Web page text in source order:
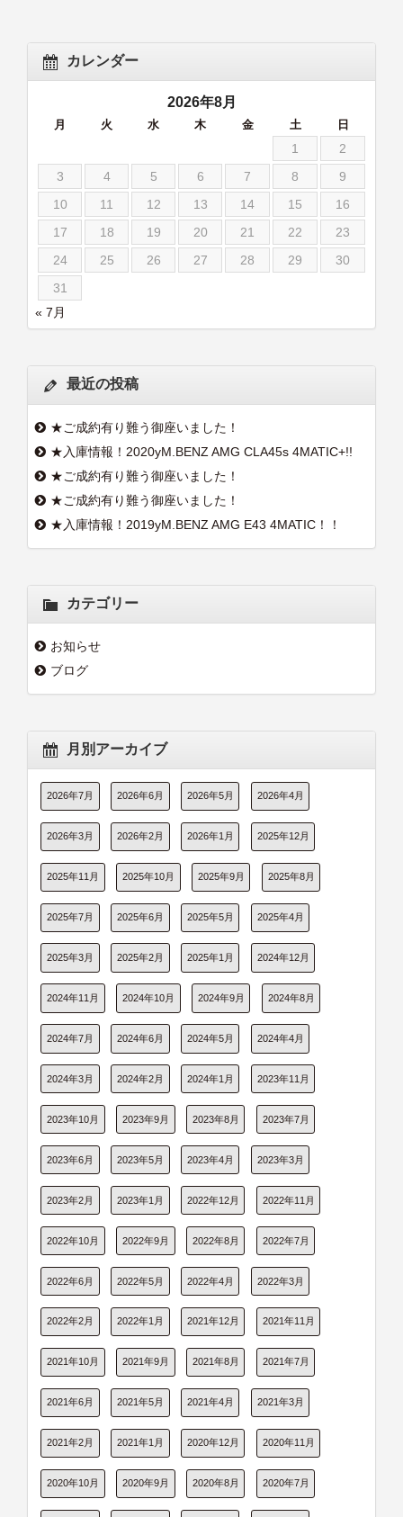
カレンダー
2026年8月
月 火 水 木 金 土 日
1
2
3
4 5 6 7 8
9
10
11 12 13 14 15
16
17
18 19 20 21 22
23
24
25 26 27 28 29
30
31
« 7月
最近の投稿
★ご成約有り難う御座いました！
★入庫情報！2020yM.BENZ AMG CLA45s 4MATIC+!!
★ご成約有り難う御座いました！
★ご成約有り難う御座いました！
★入庫情報！2019yM.BENZ AMG E43 4MATIC！！
カテゴリー
お知らせ
ブログ
月別アーカイブ
2026年7月 2026年6月 2026年5月 2026年4月
2026年3月 2026年2月 2026年1月 2025年12月
2025年11月 2025年10月 2025年9月 2025年8月
2025年7月 2025年6月 2025年5月 2025年4月
2025年3月 2025年2月 2025年1月 2024年12月
2024年11月 2024年10月 2024年9月 2024年8月
2024年7月 2024年6月 2024年5月 2024年4月
2024年3月 2024年2月 2024年1月 2023年11月
2023年10月 2023年9月 2023年8月 2023年7月
2023年6月 2023年5月 2023年4月 2023年3月
2023年2月 2023年1月 2022年12月 2022年11月
2022年10月 2022年9月 2022年8月 2022年7月
2022年6月 2022年5月 2022年4月 2022年3月
2022年2月 2022年1月 2021年12月 2021年11月
2021年10月 2021年9月 2021年8月 2021年7月
2021年6月 2021年5月 2021年4月 2021年3月
2021年2月 2021年1月 2020年12月 2020年11月
2020年10月 2020年9月 2020年8月 2020年7月